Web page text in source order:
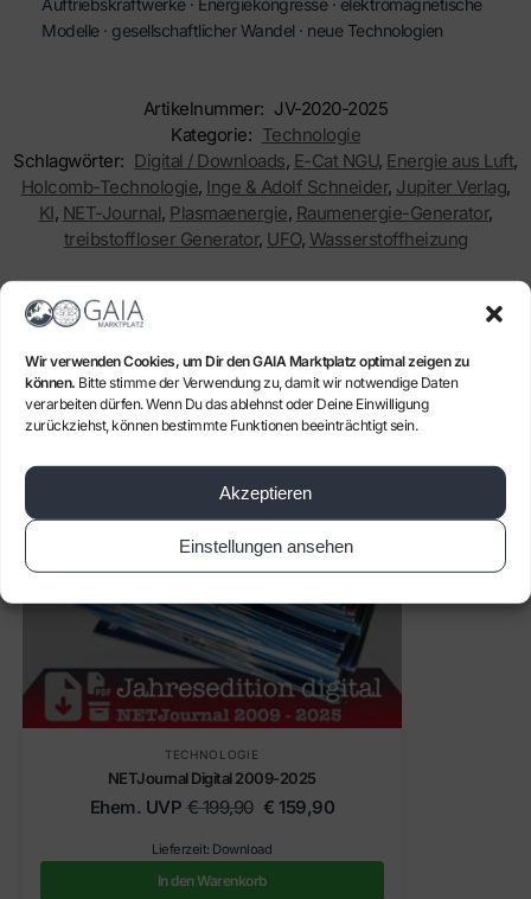
Wir verwenden Cookies, um Dir den GAIA Marktplatz optimal zeigen zu
können. Bitte stimme der Verwendung zu, damit wir notwendige Daten
verarbeiten dürfen. Wenn Du das ablehnst oder Deine Einwilligung
zurückziehst, können bestimmte Funktionen beeinträchtigt sein.
Akzeptieren
Einstellungen ansehen
Auftriebskraftwerke · Energiekongresse · elektromagnetische
Modelle · gesellschaftlicher Wandel · neue Technologien
Artikelnummer: JV-2020-2025
Kategorie: Technologie
Schlagwörter: Digital / Downloads, E-Cat NGU, Energie aus Luft,
Holcomb-Technologie, Inge & Adolf Schneider, Jupiter Verlag,
KI, NET-Journal, Plasmaenergie, Raumenergie-Generator,
treibstoffloser Generator, UFO, Wasserstoffheizung
Verwandte Produkte
TECHNOLOGIE
NETJournal Digital 2009-2025
Ehem. UVP €199,90 € 159,90
Lieferzeit: Download
In den Warenkorb